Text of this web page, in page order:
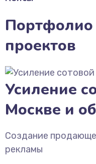
проектов
Усиление
Москве и
Создание
рекламы